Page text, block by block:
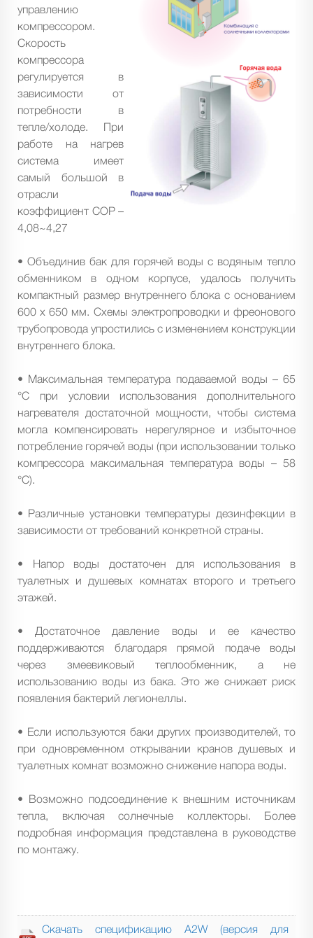
управлению
компрессором.
Скорость
компрессора
регулируется в
зависимости от
потребности в
тепле/холоде. При
работе на нагрев
система имеет
самый большой в
отрасли
коэффициент СОР –
4,08~4,27
• Объединив бак для горячей воды с водяным тепло
обменником в одном корпусе, удалось получить
компактный размер внутреннего блока с основанием
600 х 650 мм. Схемы электропроводки и фреонового
трубопровода упростились с изменением конструкции
внутреннего блока.
• Максимальная температура подаваемой воды – 65
°C при условии использования дополнительного
нагревателя достаточной мощности, чтобы система
могла компенсировать нерегулярное и избыточное
потребление горячей воды (при использовании только
компрессора максимальная температура воды – 58
°C).
• Различные установки температуры дезинфекции в
зависимости от требований конкретной страны.
• Напор воды достаточен для использования в
туалетных и душевых комнатах второго и третьего
этажей.
• Достаточное давление воды и ее качество
поддерживаются благодаря прямой подаче воды
через змеевиковый теплообменник, а не
использованию воды из бака. Это же снижает риск
появления бактерий легионеллы.
• Если используются баки других производителей, то
при одновременном открывании кранов душевых и
туалетных комнат возможно снижение напора воды.
• Возможно подсоединение к внешним источникам
тепла, включая солнечные коллекторы. Более
подробная информация представлена в руководстве
по монтажу.
Скачать спецификацию A2W (версия для